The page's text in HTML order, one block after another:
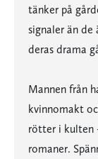
tänker på
signaler än de
deras drama
Mannen från
kvinnomakt
rötter i kulten
romaner.